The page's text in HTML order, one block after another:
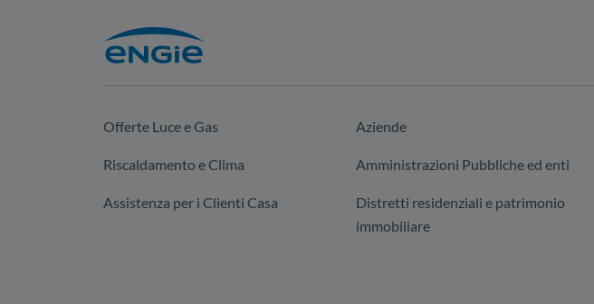
Offerte Luce e Gas
Riscaldamento e Clima
Assistenza per i Clienti Casa
Aziende
Amministrazioni Pubbliche ed enti
Distretti residenziali e patrimonio
immobiliare